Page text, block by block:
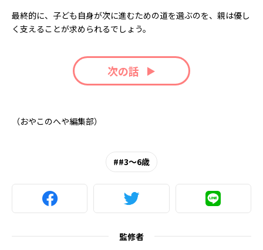
最終的に、子ども自身が次に進むための道を選ぶのを、親は優し
く支えることが求められるでしょう。
次の話
（おやこのへや編集部）
#3～6歳
監修者